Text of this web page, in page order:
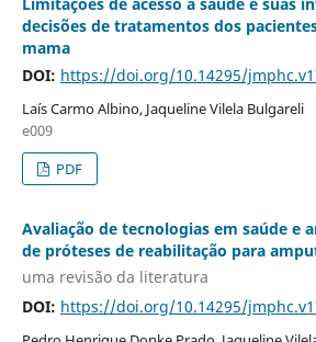
Limitações de acesso à saúde e suas
decisões de tratamentos dos
mama
DOI: https://doi.org/10.14295/
Laís Carmo Albino, Jaqueline Vilela Bulgareli
e009
PDF
Avaliação de tecnologias em saúde e
de próteses de reabilitação para
uma revisão da literatura
DOI: https://doi.org/10.14295/